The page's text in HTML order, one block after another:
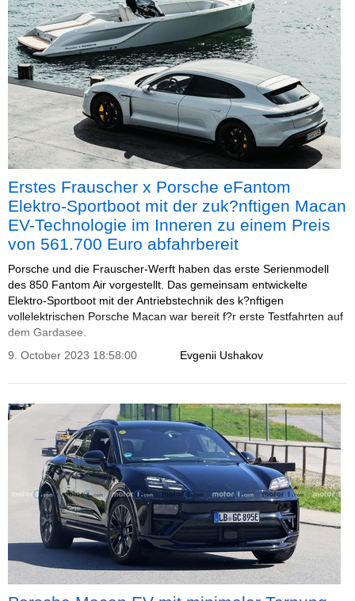
Erstes Frauscher x Porsche eFantom
Elektro-Sportboot mit der zuk?nftigen Macan
EV-Technologie im Inneren zu einem Preis
von 561.700 Euro abfahrbereit
Porsche und die Frauscher-Werft haben das erste Serienmodell
des 850 Fantom Air vorgestellt. Das gemeinsam entwickelte
Elektro-Sportboot mit der Antriebstechnik des k?nftigen
vollelektrischen Porsche Macan war bereit f?r erste Testfahrten auf
dem Gardasee.
Evgenii Ushakov
9. October 2023 18:58:00